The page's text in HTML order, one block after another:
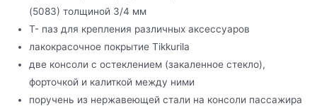
(5083) толщиной 3/4 мм
Т- паз для крепления различных аксессуаров
лакокрасочное покрытие Tikkurila
две консоли с остеклением (закаленное стекло),
форточкой и калиткой между ними
поручень из нержавеющей стали на консоли пассажира